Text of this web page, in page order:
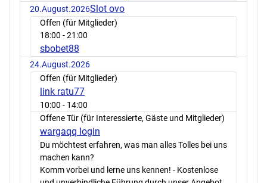
20.August.2026Slot ovo
Offen (für Mitglieder)
18:00 - 21:00
sbobet88
24.August.2026
Offen (für Mitglieder)
link ratu77
10:00 - 14:00
Offene Tür (für Interessierte, Gäste und Mitglieder)
wargaqq login
Du möchtest erfahren, was man alles Tolles bei uns
machen kann?
Komm vorbei und lerne uns kennen! - Kostenlose